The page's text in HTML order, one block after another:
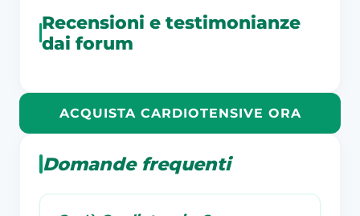
Recensioni e testimonianze
dai forum
ACQUISTA CARDIOTENSIVE ORA
Domande frequenti